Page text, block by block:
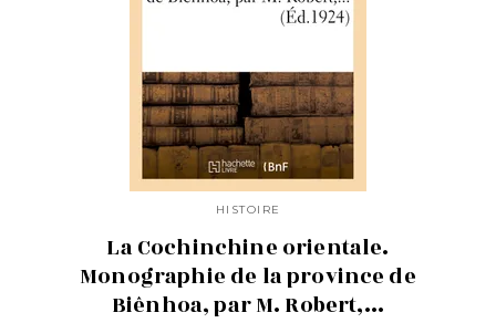
HISTOIRE
La Cochinchine orientale.
Monographie de la province de
Biênhoa, par M. Robert,...